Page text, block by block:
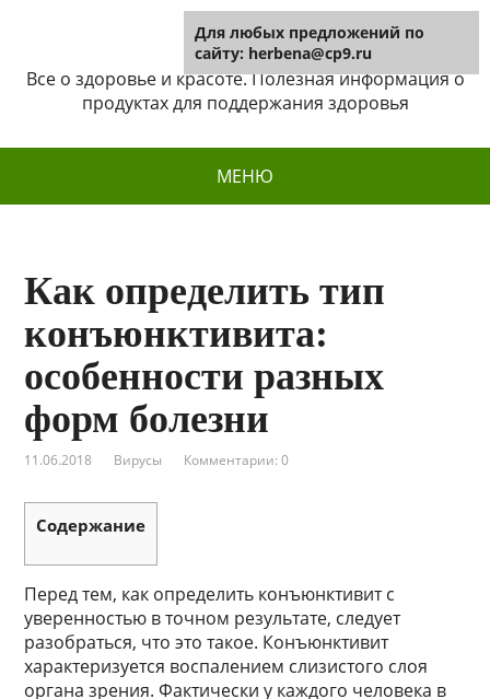
Herbena
Все о здоровье и красоте. Полезная информация о
продуктах для поддержания здоровья
МЕНЮ
Как определить тип
конъюнктивита:
особенности разных
форм болезни
11.06.2018 Вирусы Комментарии: 0
Содержание
Перед тем, как определить конъюнктивит с
уверенностью в точном результате, следует
разобраться, что это такое. Конъюнктивит
характеризуется воспалением слизистого слоя
органа зрения. Фактически у каждого человека в
Для любых предложений по
сайту: herbena@cp9.ru